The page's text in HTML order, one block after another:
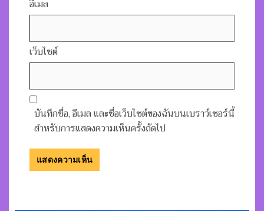
อีเมล
เว็บไซต์
บันทึกชื่อ, อีเมล และชื่อเว็บไซต์ของฉันบนเบราว์เซอร์นี้
สำหรับการแสดงความเห็นครั้งถัดไป